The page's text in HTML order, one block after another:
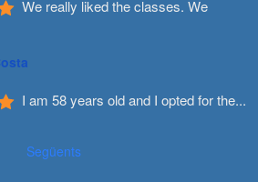
We really liked the classes. We
I am 58 years old and I opted for the...
Següents